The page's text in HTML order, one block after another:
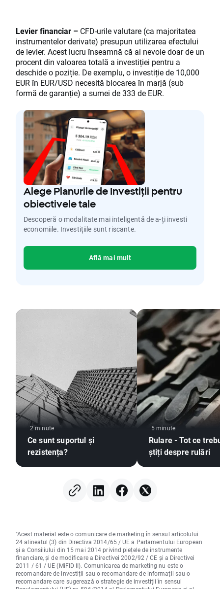
Levier financiar – CFD-urile valutare (ca majoritatea
instrumentelor derivate) presupun utilizarea efectului
de levier. Acest lucru înseamnă că ai nevoie doar de un
procent din valoarea totală a investiției pentru a
deschide o poziție. De exemplu, o investiție de 10,000
EUR în EUR/USD necesită blocarea în marjă (sub
formă de garanție) a sumei de 333 de EUR.
Alege Planurile de Investiții pentru
obiectivele tale
Descoperă o modalitate mai inteligentă de a-ți investi
economiile. Investițiile sunt riscante.
Află mai mult
2 minute
Ce sunt suportul și
rezistența?
5 minute
Rulare - Tot ce
știți despre rulări
"Acest material este o comunicare de marketing în sensul articolului
24 alineatul (3) din Directiva 2014/65 / UE a Parlamentului European
și a Consiliului din 15 mai 2014 privind piețele de instrumente
financiare, și de modificare a Directivei 2002/92 / CE și a Directivei
2011 / 61 / UE (MiFID II). Comunicarea de marketing nu este o
recomandare de investiții sau o recomandare de informații sau o
recomandare care sugerează o strategie de investiții în sensul